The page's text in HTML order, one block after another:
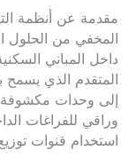
مقدمة عن أنظمة
المخفي من الحلول
داخل المباني
المتقدم الذي
إلى وحدات
وراقي للفراغات
استخدام قنوات